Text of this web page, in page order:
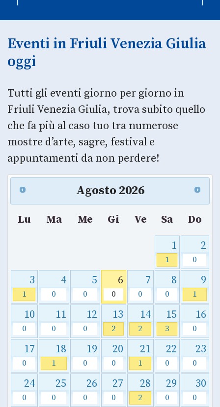
Eventi in Friuli Venezia Giulia
oggi
Tutti gli eventi giorno per giorno in
Friuli Venezia Giulia, trova subito quello
che fa più al caso tuo tra numerose
mostre d’arte, sagre, festival e
appuntamenti da non perdere!
Agosto 2026
Lu Ma Me Gi Ve Sa
Do
1
1
2
0
3
1
4
0
5
0
6
0
7
0
8
0
9
1
10
0
11
0
12
0
13
2
14
2
15
3
16
0
17
0
18
1
19
0
20
0
21
1
22
0
23
0
24
0
25
0
26
0
27
0
28
2
29
0
30
0